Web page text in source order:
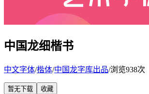
中国龙细楷书
中文字体/楷体/中国龙字库出品/浏览938次
暂无下载 收藏